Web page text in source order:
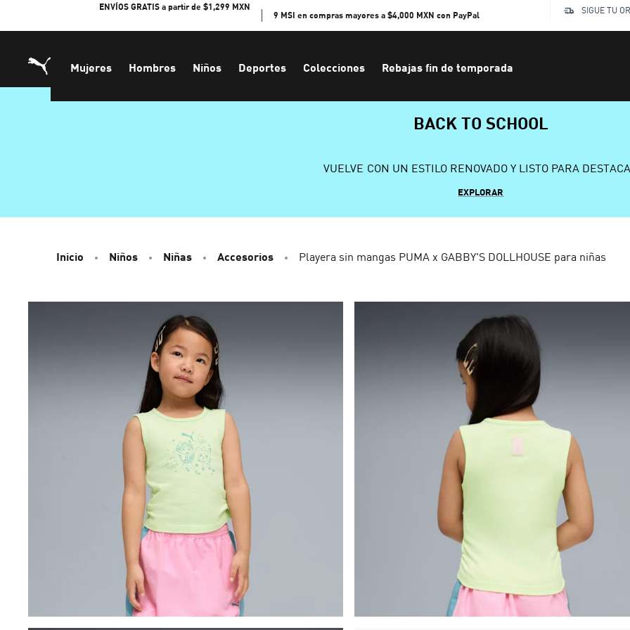
ENVÍOS GRATIS a partir de $1,299 MXN
9 MSI en compras mayores a $4,000 MXN con PayPal
SIGUE TU
Mujeres Hombres Niños Deportes Colecciones Rebajas fin de temporada
BACK TO SCHOOL
VUELVE CON UN ESTILO RENOVADO Y LISTO PARA
EXPLORAR
Inicio Niños Niñas Accesorios Playera sin mangas PUMA x GABBY'S DOLLHOUSE para niñas